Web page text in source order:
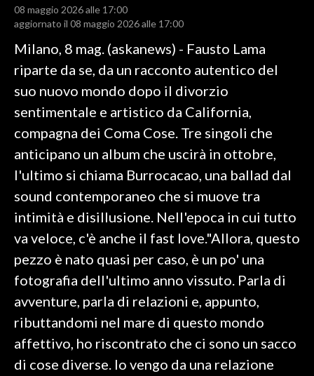
RISULTATI E CLASSIFICHE
CALCIO REGIONALE
BASKET
VOLLEY
MOTORI
TENNIS
ALTRI SPORT
CULTURA
GOSSIP
SARDEGNA TURISMO
SARDI NEL MONDO
08 maggio 2026 alle 17:00
aggiornato il 08 maggio 2026 alle 17:00
Milano, 8 mag. (askanews) - Fausto Lama
riparte da se, da un racconto autentico del
suo nuovo mondo dopo il divorzio
sentimentale e artistico da California,
compagna dei Coma Cose. Tre singoli che
anticipano un album che uscirà in ottobre,
l'ultimo si chiama Burrocacao, una ballad dal
sound contemporaneo che si muove tra
intimità e disillusione. Nell'epoca in cui tutto
va veloce, c'è anche il fast love."Allora, questo
pezzo è nato quasi per caso, è un po' una
fotografia dell'ultimo anno vissuto. Parla di
avventure, parla di relazioni e, appunto,
ributtandomi nel mare di questo mondo
affettivo, ho riscontrato che ci sono un sacco
di cose diverse. Io vengo da una relazione